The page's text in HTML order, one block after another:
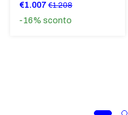
€1.007 €1.208
-16% sconto